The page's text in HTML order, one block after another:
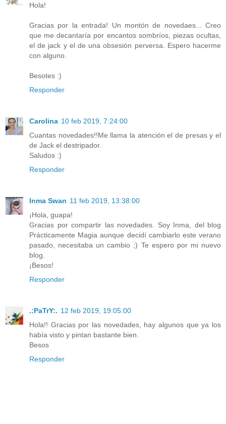
Hola!
Gracias por la entrada! Un montón de novedaes... Creo
que me decantaría por encantos sombríos, piezas ocultas,
el de jack y el de una obsesión perversa. Espero hacerme
con alguno.
Besotes :)
Responder
Carolina 10 feb 2019, 7:24:00
Cuantas novedades!!Me llama la atención el de presas y el
de Jack el destripador.
Saludos :)
Responder
Inma Swan 11 feb 2019, 13:38:00
¡Hola, guapa!
Gracias por compartir las novedades. Soy Inma, del blog
Prácticamente Magia aunque decidí cambiarlo este verano
pasado, necesitaba un cambio ;) Te espero por mi nuevo
blog.
¡Besos!
Responder
.:PaTrY:. 12 feb 2019, 19:05:00
Hola!! Gracias por las novedades, hay algunos que ya los
había visto y pintan bastante bien.
Besos
Responder